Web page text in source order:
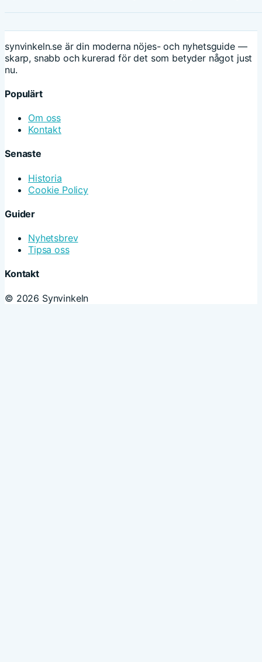
synvinkeln.se är din moderna nöjes- och nyhetsguide —
skarp, snabb och kurerad för det som betyder något just
nu.
Populärt
Om oss
Kontakt
Senaste
Historia
Cookie Policy
Guider
Nyhetsbrev
Tipsa oss
Kontakt
© 2026 Synvinkeln